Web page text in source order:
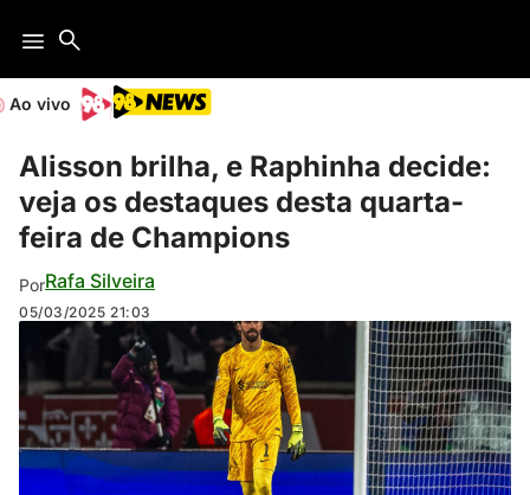
Ao vivo
Alisson brilha, e Raphinha decide:
veja os destaques desta quarta-
feira de Champions
PorRafa Silveira
05/03/2025 21:03